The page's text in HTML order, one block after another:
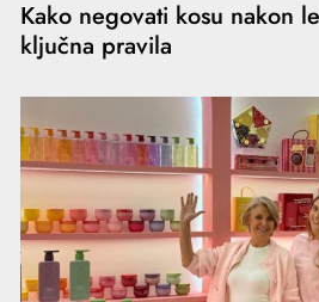
Kako negovati kosu nakon
ključna pravila